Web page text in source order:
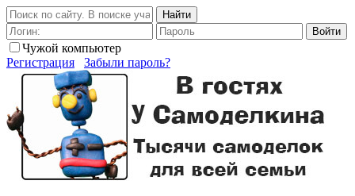
Найти
Войти
Чужой компьютер
Регистрация
Забыли пароль?